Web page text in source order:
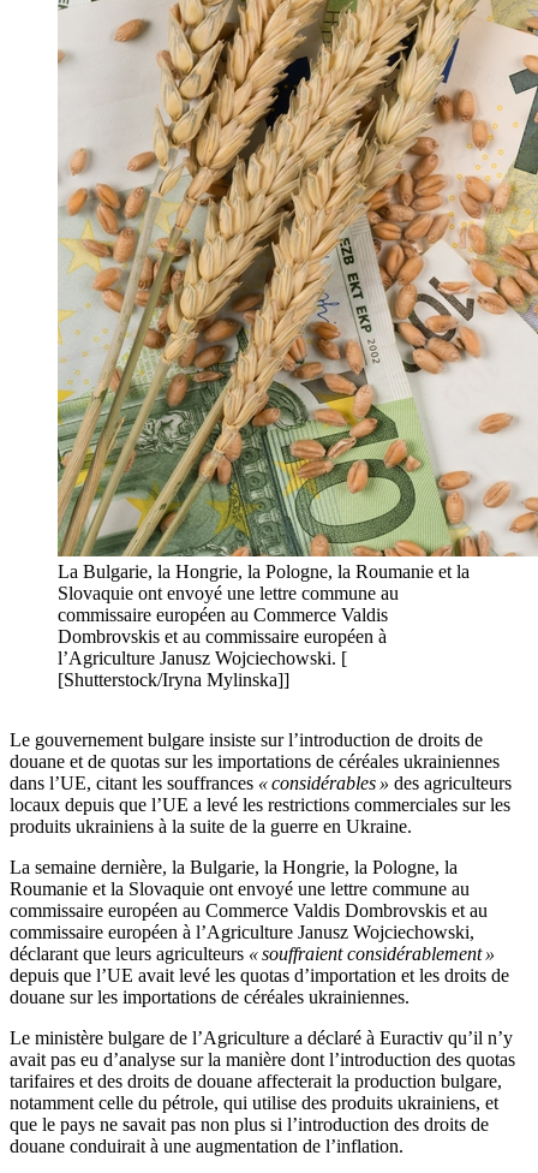
La Bulgarie, la Hongrie, la Pologne, la Roumanie et la
Slovaquie ont envoyé une lettre commune au
commissaire européen au Commerce Valdis
Dombrovskis et au commissaire européen à
l’Agriculture Janusz Wojciechowski. [
[Shutterstock/Iryna Mylinska]]
Le gouvernement bulgare insiste sur l’introduction de droits de
douane et de quotas sur les importations de céréales ukrainiennes
dans l’UE, citant les souffrances « considérables » des agriculteurs
locaux depuis que l’UE a levé les restrictions commerciales sur les
produits ukrainiens à la suite de la guerre en Ukraine.
La semaine dernière, la Bulgarie, la Hongrie, la Pologne, la
Roumanie et la Slovaquie ont envoyé une lettre commune au
commissaire européen au Commerce Valdis Dombrovskis et au
commissaire européen à l’Agriculture Janusz Wojciechowski,
déclarant que leurs agriculteurs « souffraient considérablement »
depuis que l’UE avait levé les quotas d’importation et les droits de
douane sur les importations de céréales ukrainiennes.
Le ministère bulgare de l’Agriculture a déclaré à Euractiv qu’il n’y
avait pas eu d’analyse sur la manière dont l’introduction des quotas
tarifaires et des droits de douane affecterait la production bulgare,
notamment celle du pétrole, qui utilise des produits ukrainiens, et
que le pays ne savait pas non plus si l’introduction des droits de
douane conduirait à une augmentation de l’inflation.